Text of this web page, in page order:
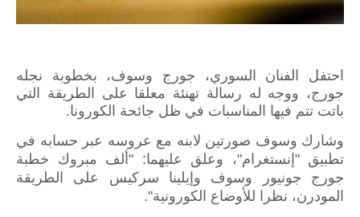
احتفل الفنان السوري، جورج وسوف، بخطوبة نجله
جورج، ووجه له رسالة تهنئة معلقا على الطريقة التي
باتت تتم فيها المناسبات في ظل جائحة الكورونا.
وشارك وسوف صورتين لابنه مع عروسه عبر حسابه في
تطبيق "إنستغرام"، وعلق عليهما: "ألف مبروك خطبة
جورج جونيور وسوف وإيلينا سركيس على الطريقة
المودرن، نظرا للأوضاع الكورونية".